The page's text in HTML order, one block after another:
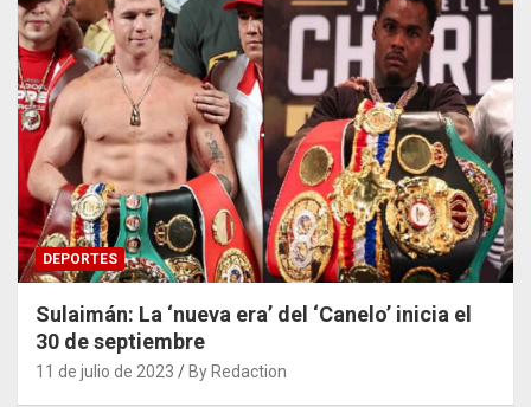
DEPORTES
Sulaimán: La ‘nueva era’ del ‘Canelo’ inicia el
30 de septiembre
11 de julio de 2023 By Redaction